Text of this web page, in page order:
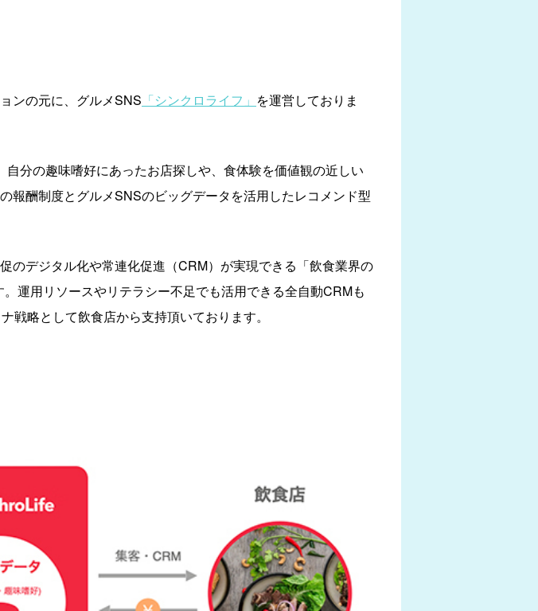
ンの元に、グルメSNS 「シンクロライフ」 を運営しておりま
分の趣味嗜好にあったお店探しや、食体験を価値観の近しい
報酬制度とグルメSNSのビッグデータを活用したレコメンド型
のデジタル化や常連化促進（CRM）が実現できる「飲食業界の
運用リソースやリテラシー不足でも活用できる全自動CRMも
略として飲食店から支持頂いております。